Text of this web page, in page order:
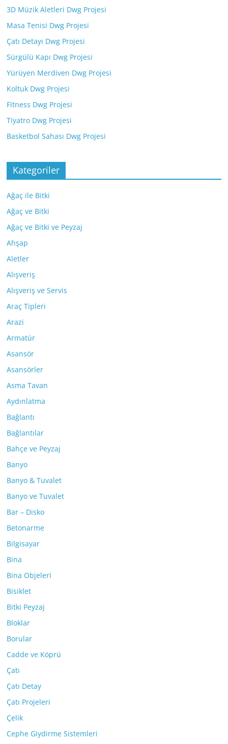
3D Müzik Aletleri Dwg Projesi
Masa Tenisi Dwg Projesi
Çatı Detayı Dwg Projesi
Sürgülü Kapı Dwg Projesi
Yürüyen Merdiven Dwg Projesi
Koltuk Dwg Projesi
Fitness Dwg Projesi
Tiyatro Dwg Projesi
Basketbol Sahası Dwg Projesi
Kategoriler
Ağaç ile Bitki
Ağaç ve Bitki
Ağaç ve Bitki ve Peyzaj
Ahşap
Aletler
Alışveriş
Alışveriş ve Servis
Araç Tipleri
Arazi
Armatür
Asansör
Asansörler
Asma Tavan
Aydınlatma
Bağlantı
Bağlantılar
Bahçe ve Peyzaj
Banyo
Banyo & Tuvalet
Banyo ve Tuvalet
Bar – Disko
Betonarme
Bilgisayar
Bina
Bina Objeleri
Bisiklet
Bitki Peyzaj
Bloklar
Borular
Cadde ve Köprü
Çatı
Çatı Detay
Çatı Projeleri
Çelik
Cephe Giydirme Sistemleri